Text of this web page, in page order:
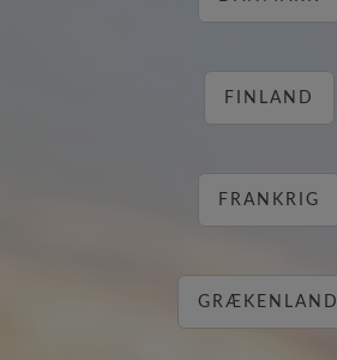
FINLAND
FRANKRIG
GRÆKENLAND